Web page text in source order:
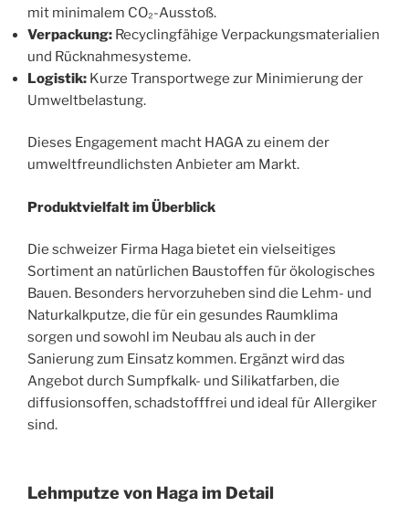
mit minimalem CO₂-Ausstoß.
Verpackung: Recyclingfähige Verpackungsmaterialien
und Rücknahmesysteme.
Logistik: Kurze Transportwege zur Minimierung der
Umweltbelastung.
Dieses Engagement macht HAGA zu einem der
umweltfreundlichsten Anbieter am Markt.
Produktvielfalt im Überblick
Die schweizer Firma Haga bietet ein vielseitiges
Sortiment an natürlichen Baustoffen für ökologisches
Bauen. Besonders hervorzuheben sind die Lehm- und
Naturkalkputze, die für ein gesundes Raumklima
sorgen und sowohl im Neubau als auch in der
Sanierung zum Einsatz kommen. Ergänzt wird das
Angebot durch Sumpfkalk- und Silikatfarben, die
diffusionsoffen, schadstofffrei und ideal für Allergiker
sind.
Lehmputze von Haga im Detail